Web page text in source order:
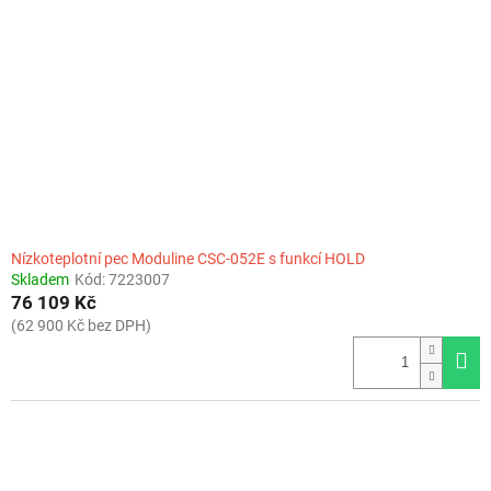
Nízkoteplotní pec Moduline CSC-052E s funkcí HOLD
Skladem Kód:7223007
76 109 Kč
(62 900 Kč bez DPH)